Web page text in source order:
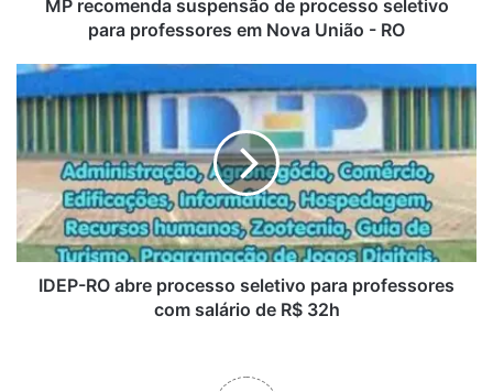
RO
MP recomenda suspensão de processo seletivo
para professores em Nova União - RO
IDEP-
RO
processo
seletivo
para
professores
com
salário
IDEP-RO abre processo seletivo para professores
com salário de R$ 32h